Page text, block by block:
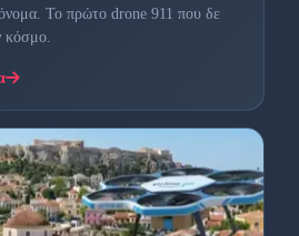
Το πρώτο drone 911 που δε
κόσμο.